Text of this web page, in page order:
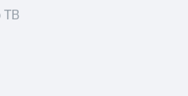
ТВ